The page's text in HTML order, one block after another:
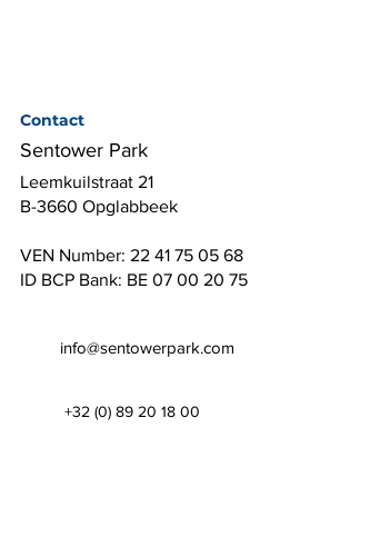
Contact
Sentower Park
Leemkuilstraat 21
B-3660 Opglabbeek
VEN Number: 22 41 75 05 68
ID BCP Bank: BE 07 00 20 75
info@sentowerpark.com
+32 (0) 89 20 18 00